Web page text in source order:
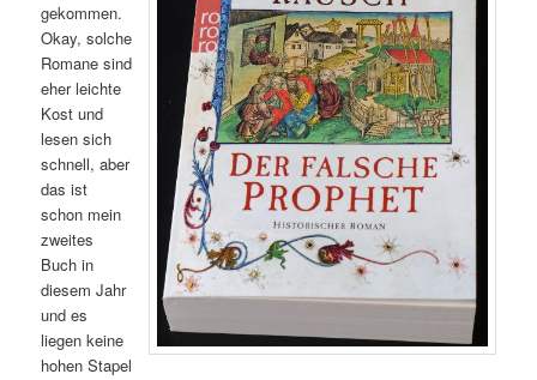
gekommen.
Okay, solche
Romane sind
eher leichte
Kost und
lesen sich
schnell, aber
das ist
schon mein
zweites
Buch in
diesem Jahr
und es
liegen keine
hohen Stapel